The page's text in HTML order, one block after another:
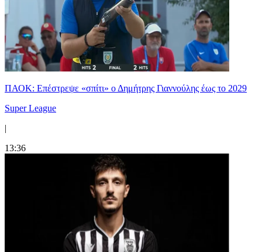
ΠΑΟΚ: Επέστρεψε «σπίτι» ο Δημήτρης Γιαννούλης έως το 2029
Super League
|
13:36